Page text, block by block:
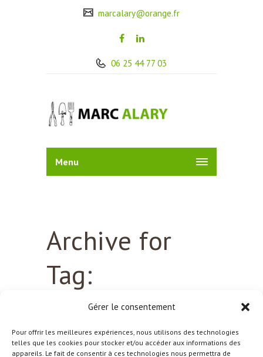
Gérer le consentement
Pour offrir les meilleures expériences, nous utilisons des technologies
telles que les cookies pour stocker et/ou accéder aux informations des
appareils. Le fait de consentir à ces technologies nous permettra de
marcalary@orange.fr
06 25 44 77 03
Menu
Archive for
Tag:
Experiment